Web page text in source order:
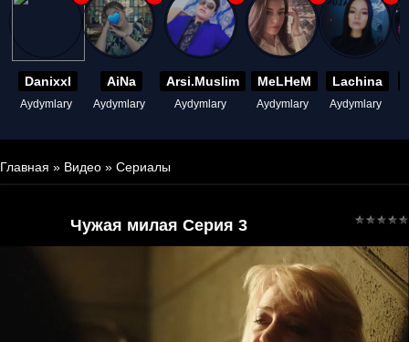
Danixxl
Aydymlary
AiNa
Aydymlary
Arsi.Muslim
Aydymlary
MeLHeM
Aydymlary
Lachina
Aydymlary
Главная » Видео » Сериалы
Чужая милая Серия 3